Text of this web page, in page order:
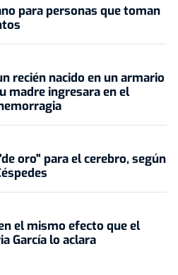
para personas que toman
recién nacido en un armario
madre ingresara en el
oro" para el cerebro, según
el mismo efecto que el
García lo aclara